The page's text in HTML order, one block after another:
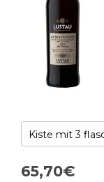
65,70€